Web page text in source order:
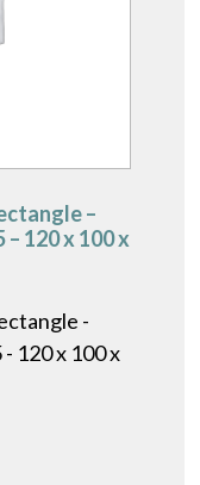
–
120 x 100 x
-
120 x 100 x